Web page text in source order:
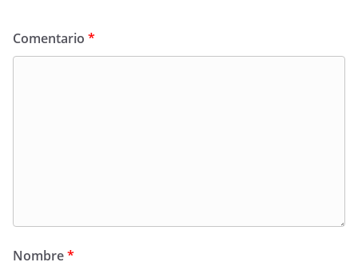
Comentario *
Nombre*